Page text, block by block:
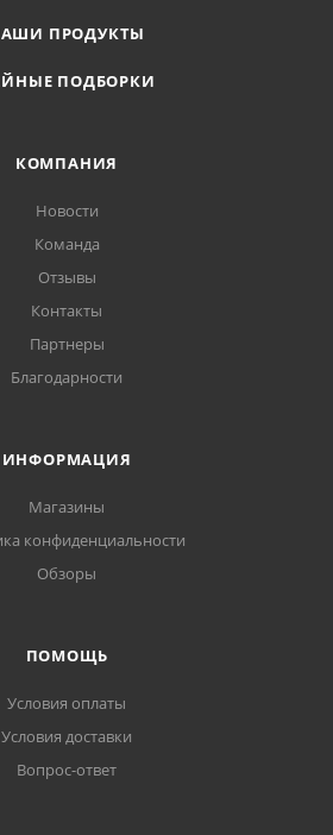
ПРОДУКТЫ
ПОДБОРКИ
КОМПАНИЯ
Новости
Команда
Отзывы
Контакты
Партнеры
Благодарности
ИНФОРМАЦИЯ
Магазины
конфиденциальности
Обзоры
ПОМОЩЬ
Условия оплаты
Условия доставки
Вопрос-ответ